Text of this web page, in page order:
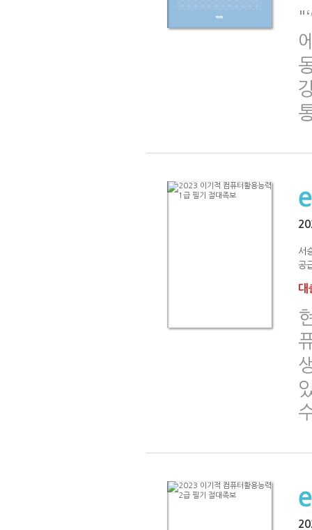
서
공
대